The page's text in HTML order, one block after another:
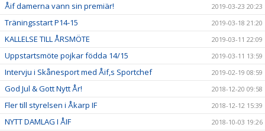
Åif damerna vann sin premiär! 2019-03-23 20:23
Träningsstart P14-15 2019-03-18 21:20
KALLELSE TILL ÅRSMÖTE 2019-03-11 22:09
Uppstartsmöte pojkar födda 14/15 2019-03-11 13:59
Intervju i Skånesport med Åif,s Sportchef 2019-02-19 08:59
God Jul & Gott Nytt År! 2018-12-20 09:58
Fler till styrelsen i Åkarp IF 2018-12-12 15:39
NYTT DAMLAG I ÅIF 2018-10-03 19:26